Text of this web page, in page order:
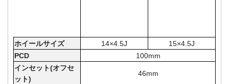
ホイールサイズ 14×4.5J
15×4.5J
PCD
100mm
インセット(オフセ
ット)
46mm